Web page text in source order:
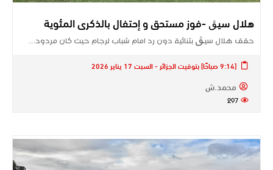
هلال سيڨ -فوز مستحق و إحتفال بالذكرى المئوية
حقق هلال سيڨ بثنائية دون رد امام شباب لرجام حيث كان مردود…
[9:14 صباحًا] بتوقيت الجزائر - السبت 17 يناير 2026
محمد.ش
297